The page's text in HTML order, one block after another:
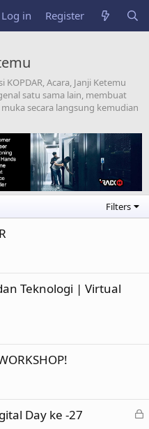
Log in Register
Acara, Janji Ketemu
satu sama lain, membuat
secara langsung kemudian
Filters
Teknologi | Virtual
L
Day ke -27